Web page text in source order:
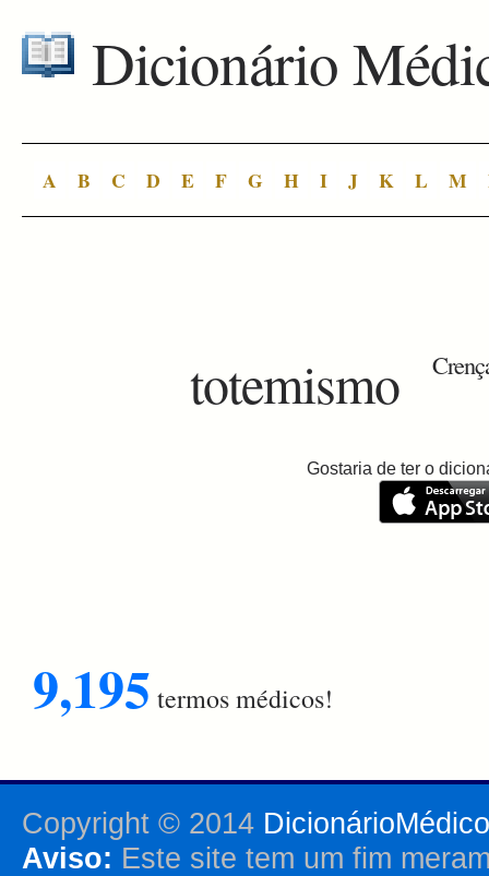
Dicionário
A B C D E F G H I J K L M
totemismo
Gostaria de ter o
9,195 termos médicos!
Copyright © 2014
Aviso: Este site tem um fim